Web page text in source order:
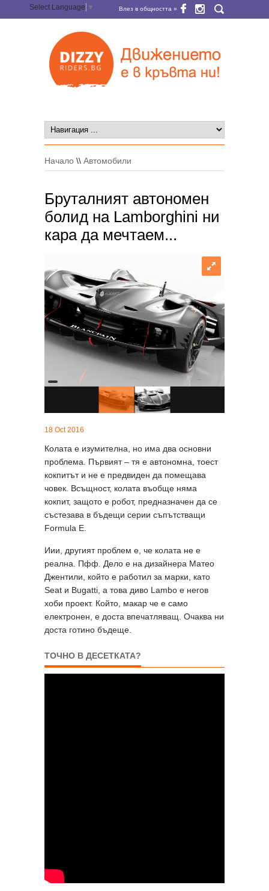
Select Language ▼ Влез в общността »
Начало \\ Автомобили
Бруталният автономен
болид на Lamborghini ни
кара да мечтаем...
18 Oct 2016
Колата е изумителна, но има два основни
проблема. Първият – тя е автономна, тоест
кокпитът и не е предвиден да помещава
човек. Всъщност, колата въобще няма
кокпит, защото е робот, предназначен да се
състезава в бъдещи серии съпътстващи
Formula E.
Иии, другият проблем е, че колата не е
реална. Пфф. Дело е на дизайнера Матео
Джентили, който е работил за марки, като
Seat и Bugatti, а това диво Lambo е негов
хоби проект. Който, макар че е само
електронен, е доста впечатляващ. Очаква ни
доста готино бъдеще.
ТОЧНО В ДЕСЕТКАТА?